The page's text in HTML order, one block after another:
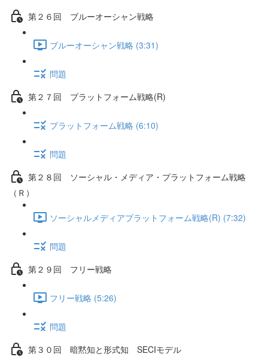
第２６回 ブルーオーシャン戦略
ブルーオーシャン戦略 (3:31)
問題
第２７回 プラットフォーム戦略(R)
プラットフォーム戦略 (6:10)
問題
第２８回 ソーシャル・メディア・プラットフォーム戦略
（Ｒ）
ソーシャルメディアプラットフォーム戦略(R) (7:32)
問題
第２９回 フリー戦略
フリー戦略 (5:26)
問題
第３０回 暗黙知と形式知 SECIモデル